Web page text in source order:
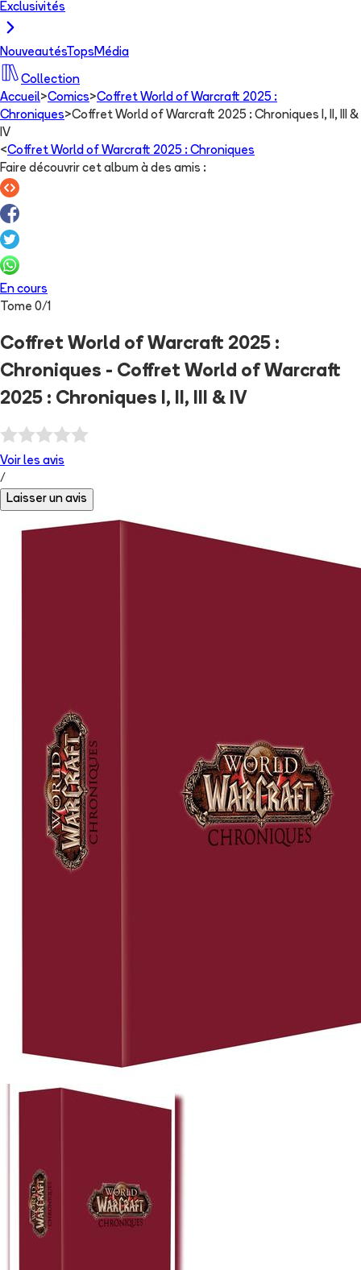
Exclusivités
NouveautésTops Média
Collection
Accueil>Comics>Coffret World of Warcraft 2025 :
Chroniques>Coffret World of Warcraft 2025 : Chroniques I, II, III &
IV
<Coffret World of Warcraft 2025 : Chroniques
Faire découvrir cet album à des amis :
En cours
Tome 0/1
Coffret World of Warcraft 2025 :
Chroniques - Coffret World of Warcraft
2025 : Chroniques I, II, III & IV
Voir les avis
/
Laisser un avis